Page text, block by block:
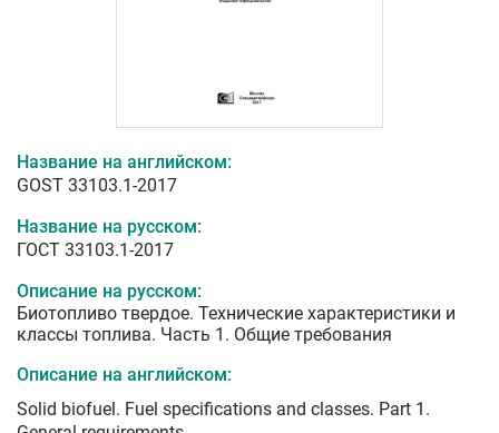
Название на английском:
GOST 33103.1-2017
Название на русском:
ГОСТ 33103.1-2017
Описание на русском:
Биотопливо твердое. Технические характеристики и
классы топлива. Часть 1. Общие требования
Описание на английском:
Solid biofuel. Fuel specifications and classes. Part 1.